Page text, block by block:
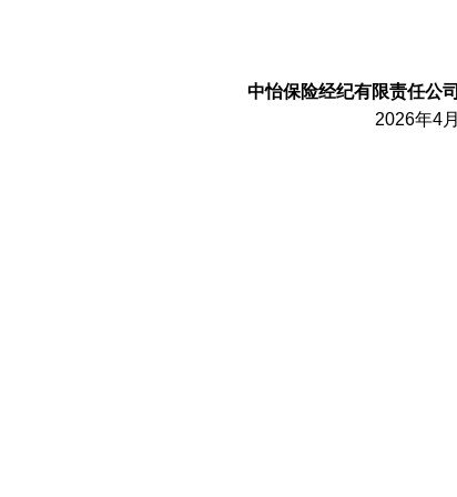
中怡保险经纪有限责任公司
2026年4月